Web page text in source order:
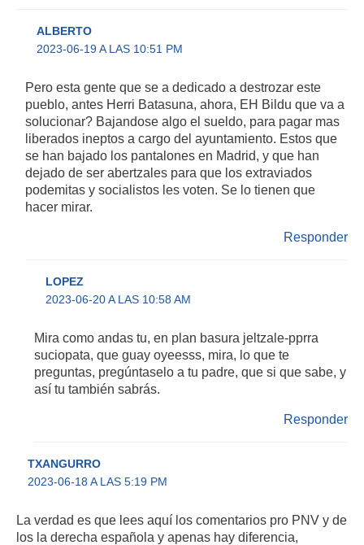
ALBERTO
2023-06-19 A LAS 10:51 PM
Pero esta gente que se a dedicado a destrozar este
pueblo, antes Herri Batasuna, ahora, EH Bildu que va a
solucionar? Bajandose algo el sueldo, para pagar mas
liberados ineptos a cargo del ayuntamiento. Estos que
se han bajado los pantalones en Madrid, y que han
dejado de ser abertzales para que los extraviados
podemitas y socialistos les voten. Se lo tienen que
hacer mirar.
Responder
LOPEZ
2023-06-20 A LAS 10:58 AM
Mira como andas tu, en plan basura jeltzale-pprra
suciopata, que guay oyeesss, mira, lo que te
preguntas, pregúntaselo a tu padre, que si que sabe, y
así tu también sabrás.
Responder
TXANGURRO
2023-06-18 A LAS 5:19 PM
La verdad es que lees aquí los comentarios pro PNV y de
los la derecha española y apenas hay diferencia,